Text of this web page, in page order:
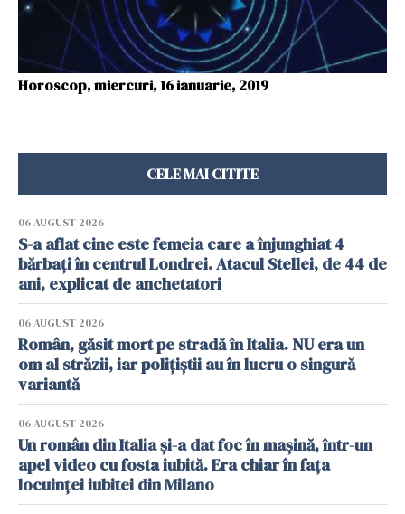
Horoscop, miercuri, 16 ianuarie, 2019
CELE MAI CITITE
06 AUGUST 2026
S-a aflat cine este femeia care a înjunghiat 4
bărbați în centrul Londrei. Atacul Stellei, de 44 de
ani, explicat de anchetatori
06 AUGUST 2026
Român, găsit mort pe stradă în Italia. NU era un
om al străzii, iar polițiștii au în lucru o singură
variantă
06 AUGUST 2026
Un român din Italia și-a dat foc în mașină, într-un
apel video cu fosta iubită. Era chiar în fața
locuinței iubitei din Milano